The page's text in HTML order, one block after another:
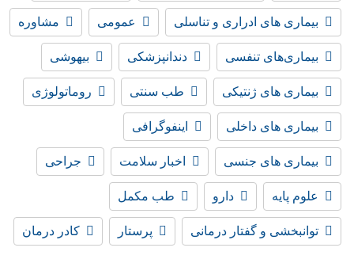
بیماری های ادراری و تناسلی عمومی مشاوره
بیماری‌های تنفسی دندانپزشکی بیهوشی
بیماری های ژنتیکی طب سنتی روماتولوژی
بیماری های داخلی اینفوگرافی
بیماری های جنسی اخبار سلامت جراحی
علوم پایه دارو طب مکمل
توانبخشی و گفتار درمانی پرستار کادر درمان